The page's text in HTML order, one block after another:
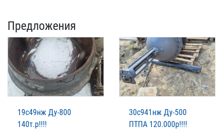
Предложения
19с49нж Ду-800
140т.р!!!!
30с941нж Ду-500
ПТПА 120.000р!!!!